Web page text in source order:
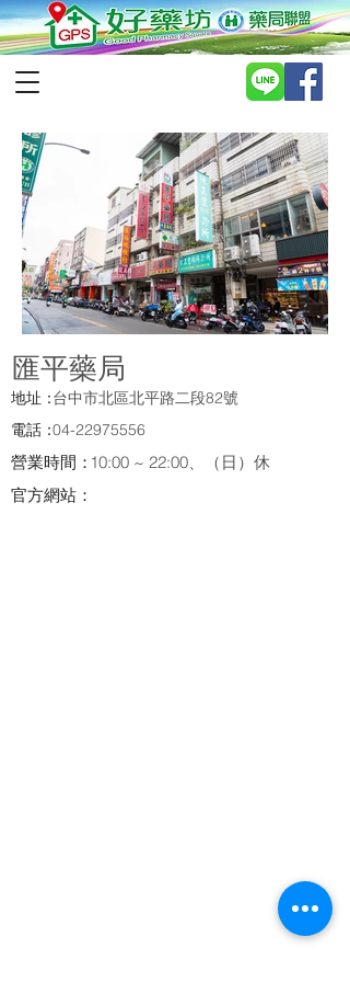
匯平藥局
地址：台中市北區北平路二段82號
電話：04-22975556
10:00 ~ 22:00、（日）休
營業時間：
官方網站：